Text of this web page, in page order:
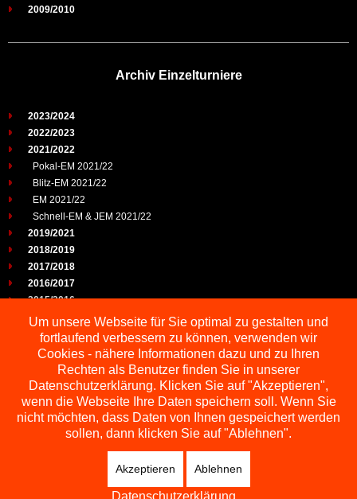
2009/2010
Archiv Einzelturniere
2023/2024
2022/2023
2021/2022
Pokal-EM 2021/22
Blitz-EM 2021/22
EM 2021/22
Schnell-EM & JEM 2021/22
2019/2021
2018/2019
2017/2018
2016/2017
2015/2016
2014/2015
2013/2014
2012/2013
2011/2012
2010/2011
2009/2010
Copyright © 2026 Schachbezirk Sauerland
DESIGNED BY: AS DESIGNING
Um unsere Webseite für Sie optimal zu gestalten und
fortlaufend verbessern zu können, verwenden wir
Cookies - nähere Informationen dazu und zu Ihren
Rechten als Benutzer finden Sie in unserer
Datenschutzerklärung. Klicken Sie auf "Akzeptieren",
wenn die Webseite Ihre Daten speichern soll. Wenn Sie
nicht möchten, dass Daten von Ihnen gespeichert werden
sollen, dann klicken Sie auf "Ablehnen".
Akzeptieren Ablehnen
Datenschutzerklärung